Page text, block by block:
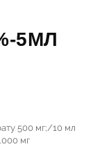
5МЛ
500 мг;/10 мл
мг